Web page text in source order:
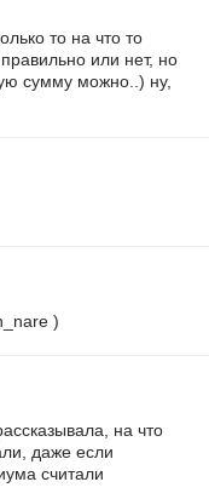
то на что то
или нет, но
сумму можно..) ну,
)
на что
даже если
считали